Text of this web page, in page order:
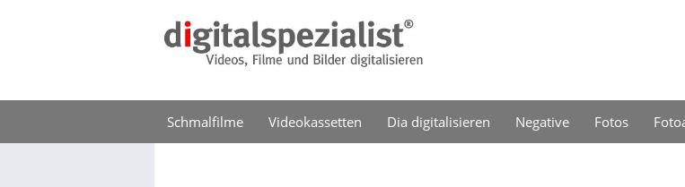
Schmalfilme Videokassetten Dia digitalisieren Negative Fotos